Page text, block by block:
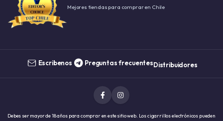
Mejores tiendas para comprar en Chile
Escribenos Preguntas frecuentesDistribuidores
Debes ser mayor de 18 años para comprar en este sitio web. Los cigarrillos electrónicos pueden